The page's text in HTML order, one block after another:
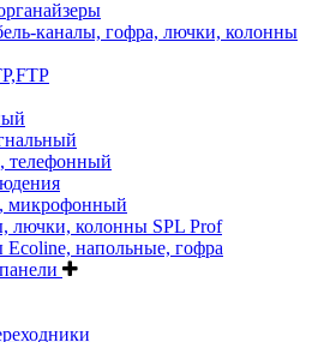
каналы, гофра, лючки, колонны
телефонный
микрофонный
лючки, колонны SPL Prof
Ecoline, напольные, гофра